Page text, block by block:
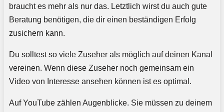
braucht es mehr als nur das. Letztlich wirst du auch gute
Beratung benötigen, die dir einen beständigen Erfolg
zusichern kann.
Du solltest so viele Zuseher als möglich auf deinen Kanal
vereinen. Wenn diese Zuseher noch gemeinsam ein
Video von Interesse ansehen können ist es optimal.
Auf YouTube zählen Augenblicke. Sie müssen zu deinem